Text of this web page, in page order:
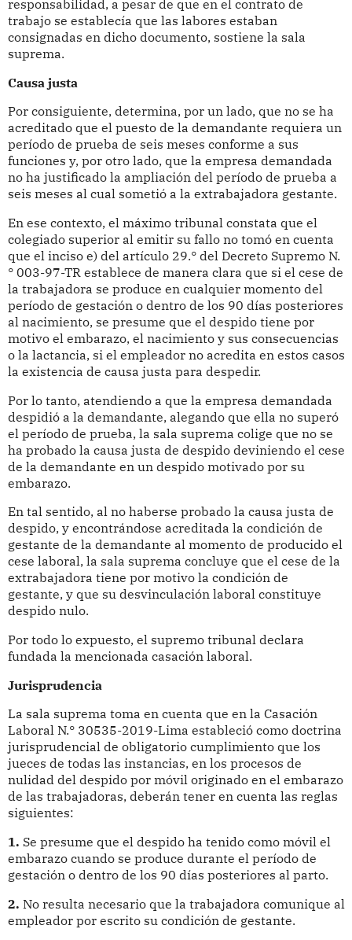
responsabilidad, a pesar de que en el contrato de
trabajo se establecía que las labores estaban
consignadas en dicho documento, sostiene la sala
suprema.
Causa justa
Por consiguiente, determina, por un lado, que no se ha
acreditado que el puesto de la demandante requiera un
período de prueba de seis meses conforme a sus
funciones y, por otro lado, que la empresa demandada
no ha justificado la ampliación del período de prueba a
seis meses al cual sometió a la extrabajadora gestante.
En ese contexto, el máximo tribunal constata que el
colegiado superior al emitir su fallo no tomó en cuenta
que el inciso e) del artículo 29.° del Decreto Supremo N.
° 003-97-TR establece de manera clara que si el cese de
la trabajadora se produce en cualquier momento del
período de gestación o dentro de los 90 días posteriores
al nacimiento, se presume que el despido tiene por
motivo el embarazo, el nacimiento y sus consecuencias
o la lactancia, si el empleador no acredita en estos casos
la existencia de causa justa para despedir.
Por lo tanto, atendiendo a que la empresa demandada
despidió a la demandante, alegando que ella no superó
el período de prueba, la sala suprema colige que no se
ha probado la causa justa de despido deviniendo el cese
de la demandante en un despido motivado por su
embarazo.
En tal sentido, al no haberse probado la causa justa de
despido, y encontrándose acreditada la condición de
gestante de la demandante al momento de producido el
cese laboral, la sala suprema concluye que el cese de la
extrabajadora tiene por motivo la condición de
gestante, y que su desvinculación laboral constituye
despido nulo.
Por todo lo expuesto, el supremo tribunal declara
fundada la mencionada casación laboral.
Jurisprudencia
La sala suprema toma en cuenta que en la Casación
Laboral N.° 30535-2019-Lima estableció como doctrina
jurisprudencial de obligatorio cumplimiento que los
jueces de todas las instancias, en los procesos de
nulidad del despido por móvil originado en el embarazo
de las trabajadoras, deberán tener en cuenta las reglas
siguientes:
1. Se presume que el despido ha tenido como móvil el
embarazo cuando se produce durante el período de
gestación o dentro de los 90 días posteriores al parto.
2. No resulta necesario que la trabajadora comunique al
empleador por escrito su condición de gestante.